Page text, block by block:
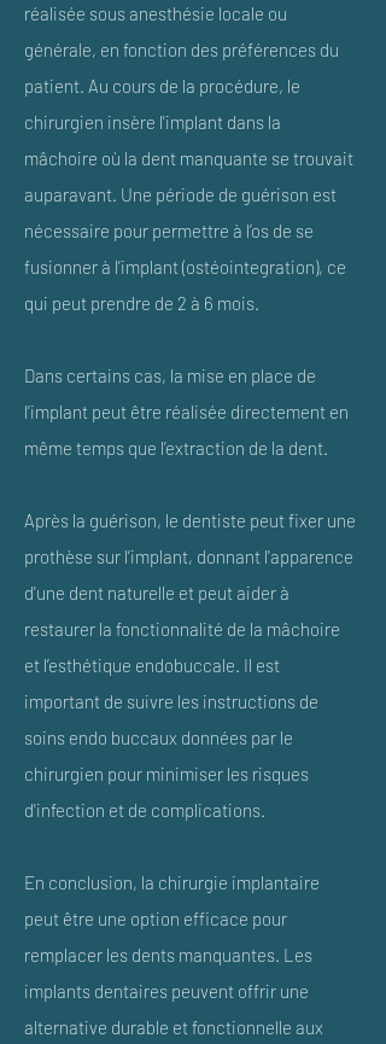
réalisée sous anesthésie locale ou
générale, en fonction des préférences du
patient. Au cours de la procédure, le
chirurgien insère l'implant dans la
mâchoire où la dent manquante se trouvait
auparavant. Une période de guérison est
nécessaire pour permettre à l’os de se
fusionner à l’implant (ostéointegration), ce
qui peut prendre de 2 à 6 mois.
Dans certains cas, la mise en place de
l’implant peut être réalisée directement en
même temps que l’extraction de la dent.
Après la guérison, le dentiste peut fixer une
prothèse sur l’implant, donnant l'apparence
d'une dent naturelle et peut aider à
restaurer la fonctionnalité de la mâchoire
et l’esthétique endobuccale. Il est
important de suivre les instructions de
soins endo buccaux données par le
chirurgien pour minimiser les risques
d'infection et de complications.
En conclusion, la chirurgie implantaire
peut être une option efficace pour
remplacer les dents manquantes. Les
implants dentaires peuvent offrir une
alternative durable et fonctionnelle aux